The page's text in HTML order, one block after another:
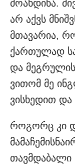
მოახდინა.
არ აქვს
მთავარია,
ქართულად
და
ვითომ მე
ვისხედით
როგორც კი
თავმდაბალი